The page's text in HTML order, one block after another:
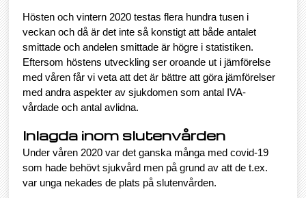
Hösten och vintern 2020 testas flera hundra tusen i
veckan och då är det inte så konstigt att både antalet
smittade och andelen smittade är högre i statistiken.
Eftersom höstens utveckling ser oroande ut i jämförelse
med våren får vi veta att det är bättre att göra jämförelser
med andra aspekter av sjukdomen som antal IVA-
vårdade och antal avlidna.
Inlagda inom slutenvården
Under våren 2020 var det ganska många med covid-19
som hade behövt sjukvård men på grund av att de t.ex.
var unga nekades de plats på slutenvården.